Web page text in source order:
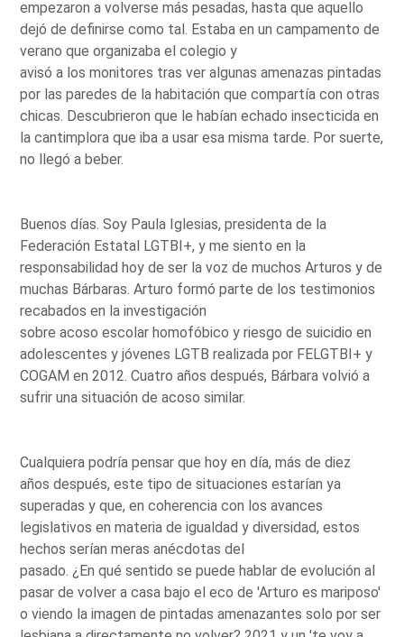
empezaron a volverse más pesadas, hasta que aquello
dejó de definirse como tal. Estaba en un campamento de
verano que organizaba el colegio y
avisó a los monitores tras ver algunas amenazas pintadas
por las paredes de la habitación que compartía con otras
chicas. Descubrieron que le habían echado insecticida en
la cantimplora que iba a usar esa misma tarde. Por suerte,
no llegó a beber.
Buenos días. Soy Paula Iglesias, presidenta de la
Federación Estatal LGTBI+, y me siento en la
responsabilidad hoy de ser la voz de muchos Arturos y de
muchas Bárbaras. Arturo formó parte de los testimonios
recabados en la investigación
sobre acoso escolar homofóbico y riesgo de suicidio en
adolescentes y jóvenes LGTB realizada por FELGTBI+ y
COGAM en 2012. Cuatro años después, Bárbara volvió a
sufrir una situación de acoso similar.
Cualquiera podría pensar que hoy en día, más de diez
años después, este tipo de situaciones estarían ya
superadas y que, en coherencia con los avances
legislativos en materia de igualdad y diversidad, estos
hechos serían meras anécdotas del
pasado. ¿En qué sentido se puede hablar de evolución al
pasar de volver a casa bajo el eco de 'Arturo es mariposo'
o viendo la imagen de pintadas amenazantes solo por ser